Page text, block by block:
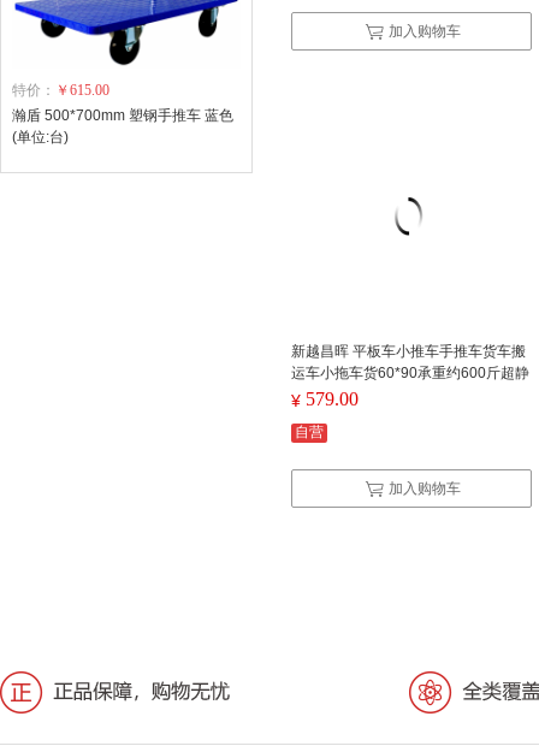
加入购物车
新越昌晖 平板车小推车手推车货车搬
运车小拖车货60*90承重约600斤超静
音PLA300-DX曜石黑
¥ 579.00
自营
加入购物车
特价： ￥615.00
瀚盾 500*700mm 塑钢手推车 蓝色
(单位:台)